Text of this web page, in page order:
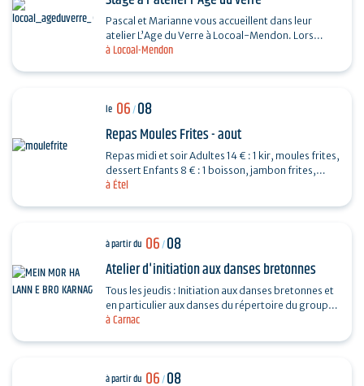
à Locoal-Mendon
Pascal et Marianne vous accueillent dans leur
atelier L’Age du Verre à Locoal-Mendon. Lors
d’une séance de 3 heures, vous fabriquerez des
à Étel
le 06/08
Repas Moules Frites - aout
Repas midi et soir Adultes 14 € : 1 kir, moules frites,
dessert Enfants 8 € : 1 boisson, jambon frites,
dessert Repas organisé par l'APED pour la…
à Carnac
à partir du 06/08
Atelier d'initiation aux danses bretonnes
Tous les jeudis : Initiation aux danses bretonnes et
en particulier aux danses du répertoire du groupe
programmé le soir même au fest-noz organisé…
à partir du 06/08